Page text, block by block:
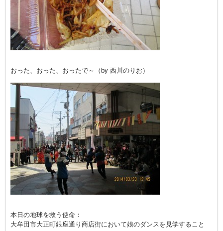
おった、おった、おったで～（by 西川のりお）
本日の地球を救う使命：
大牟田市大正町銀座通り商店街において娘のダンスを見学すること